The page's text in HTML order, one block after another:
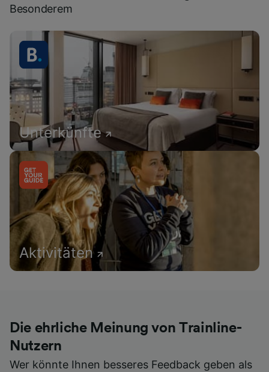
Besonderem
Unterkünfte
Aktivitäten
Die ehrliche Meinung von Trainline-
Nutzern
Wer könnte Ihnen besseres Feedback geben als